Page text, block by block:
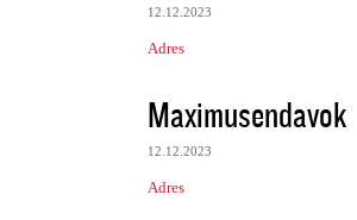
12.12.2023
Adres
Maximusendavok
12.12.2023
Adres